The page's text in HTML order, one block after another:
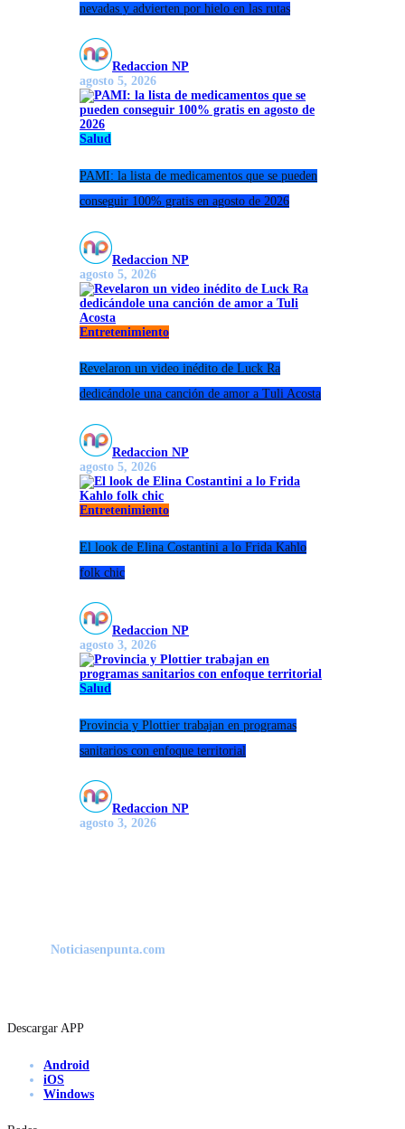
nevadas y advierten por hielo en las rutas
Redaccion NP
agosto 5, 2026
Salud
PAMI: la lista de medicamentos que se pueden
conseguir 100% gratis en agosto de 2026
Redaccion NP
agosto 5, 2026
Entretenimiento
Revelaron un video inédito de Luck Ra
dedicándole una canción de amor a Tuli Acosta
Redaccion NP
agosto 5, 2026
Entretenimiento
El look de Elina Costantini a lo Frida Kahlo
folk chic
Redaccion NP
agosto 3, 2026
Salud
Provincia y Plottier trabajan en programas
sanitarios con enfoque territorial
Redaccion NP
agosto 3, 2026
Noticiasenpunta.com
Descargar APP
Android
iOS
Windows